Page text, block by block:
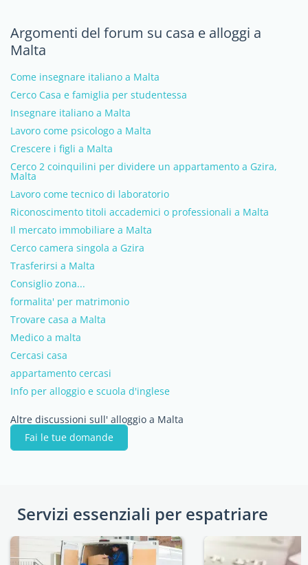
Argomenti del forum su casa e alloggi a
Malta
Come insegnare italiano a Malta
Cerco Casa e famiglia per studentessa
Insegnare italiano a Malta
Lavoro come psicologo a Malta
Crescere i figli a Malta
Cerco 2 coinquilini per dividere un appartamento a Gzira,
Malta
Lavoro come tecnico di laboratorio
Riconoscimento titoli accademici o professionali a Malta
Il mercato immobiliare a Malta
Cerco camera singola a Gzira
Trasferirsi a Malta
Consiglio zona...
formalita' per matrimonio
Trovare casa a Malta
Medico a malta
Cercasi casa
appartamento cercasi
Info per alloggio e scuola d'inglese
Altre discussioni sull' alloggio a Malta
Fai le tue domande
Servizi essenziali per espatriare